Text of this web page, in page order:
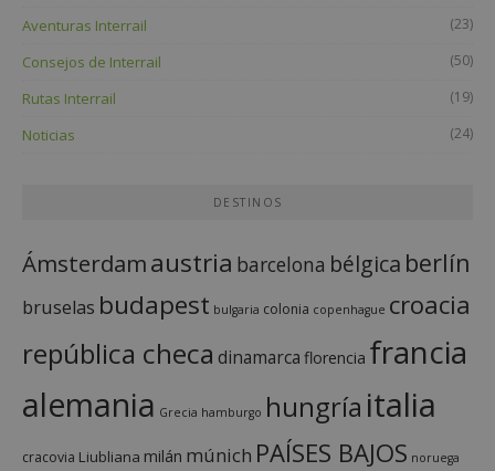
Aventuras Interrail (23)
Consejos de Interrail (50)
Rutas Interrail (19)
Noticias (24)
DESTINOS
Ámsterdamaustria barcelona bélgica berlín
bruselas budapest bulgaria colonia copenhague croacia
república checa dinamarca florencia francia
alemania Grecia hamburgo hungría italia
cracovia Liubliana milán múnich PAÍSES BAJOS noruega